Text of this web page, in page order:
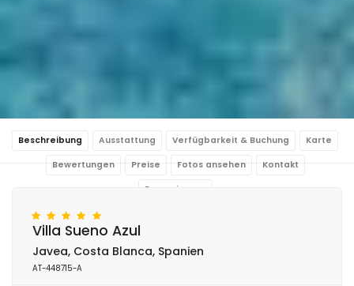
Beschreibung Ausstattung Verfügbarkeit & Buchung Karte
Bewertungen Preise Fotos ansehen Kontakt
Reservierung
Villa Sueno Azul
Javea, Costa Blanca, Spanien
AT-448715-A